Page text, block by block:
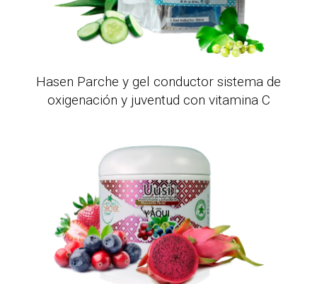
Hasen Parche y gel conductor sistema de
oxigenación y juventud con vitamina C